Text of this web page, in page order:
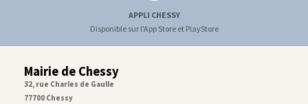
APPLI CHESSY
Disponible sur l'App Store et PlayStore
Mairie de Chessy
32, rue Charles de Gaulle
77700 Chessy